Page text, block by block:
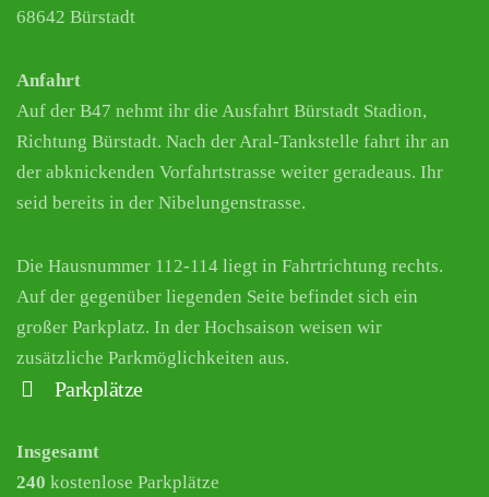
68642 Bürstadt
Anfahrt
Auf der B47 nehmt ihr die Ausfahrt Bürstadt Stadion,
Richtung Bürstadt. Nach der Aral-Tankstelle fahrt ihr an
der abknickenden Vorfahrtstrasse weiter geradeaus. Ihr
seid bereits in der Nibelungenstrasse.
Die Hausnummer 112-114 liegt in Fahrtrichtung rechts.
Auf der gegenüber liegenden Seite befindet sich ein
großer Parkplatz. In der Hochsaison weisen wir
zusätzliche Parkmöglichkeiten aus.
Parkplätze
Insgesamt
240 kostenlose Parkplätze